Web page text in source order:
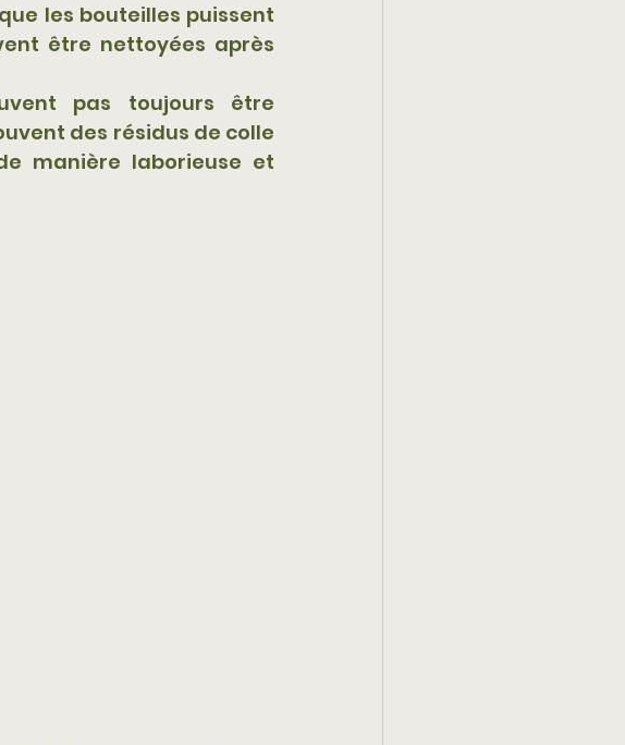
les bouteilles puissent
être nettoyées après
pas toujours être
des résidus de colle
manière laborieuse et